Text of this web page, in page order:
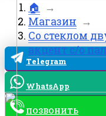
🏠
→
Магазин →
Со стеклом
акцент с/о
Telegram
WhatsApp
ПОЗВОНИТЬ